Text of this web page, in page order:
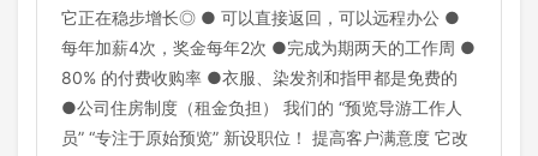
它正在稳步增长◎ ● 可以直接返回，可以远程办公 ●
每年加薪4次，奖金每年2次 ●完成为期两天的工作周 ●
80% 的付费收购率 ●衣服、染发剂和指甲都是免费的
●公司住房制度（租金负担） 我们的 “预览导游工作人
员” “专注于原始预览” 新设职位！ 提高客户满意度 它改